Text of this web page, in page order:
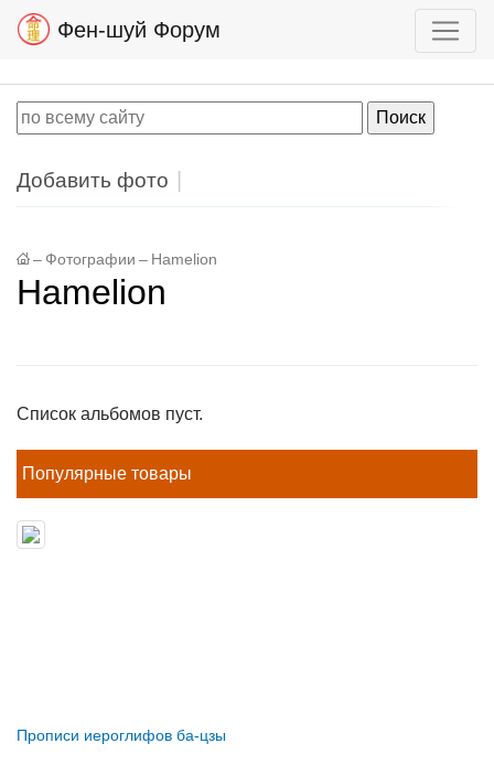
Фен-шуй Форум
Добавить фото
– Фотографии – Hamelion
Hamelion
Список альбомов пуст.
Популярные товары
Прописи иероглифов ба-цзы